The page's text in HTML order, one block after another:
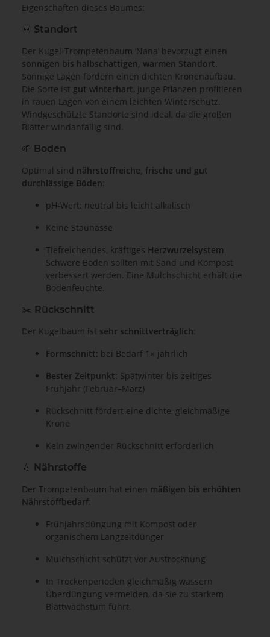
Eigenschaften dieses Baumes:
🌞 Standort
Der Kugel-Trompetenbaum ‘Nana’ bevorzugt einen
sonnigen bis halbschattigen, warmen Standort.
Sonnige Lagen fördern einen dichten Kronenaufbau.
Die Sorte ist gut winterhart, junge Pflanzen profitieren
in rauen Lagen von einem leichten Winterschutz.
Windgeschützte Standorte sind ideal, da die großen
Blätter windanfällig sind.
🌱 Boden
Optimal sind nährstoffreiche, frische und gut
durchlässige Böden:
pH-Wert: neutral bis leicht alkalisch
Keine Staunässe
Tiefreichendes, kräftiges Herzwurzelsystem
Schwere Böden sollten mit Sand und Kompost
verbessert werden. Eine Mulchschicht erhält die
Bodenfeuchte.
✂️ Rückschnitt
Der Kugelbaum ist sehr schnittverträglich:
Formschnitt: bei Bedarf 1× jährlich
Bester Zeitpunkt: Spätwinter bis zeitiges
Frühjahr (Februar–März)
Rückschnitt fördert eine dichte, gleichmäßige
Krone
Kein zwingender Rückschnitt erforderlich
💧 Nährstoffe
Der Trompetenbaum hat einen mäßigen bis erhöhten
Nährstoffbedarf:
Frühjahrsdüngung mit Kompost oder
organischem Langzeitdünger
Mulchschicht schützt vor Austrocknung
In Trockenperioden gleichmäßig wässern
Überdüngung vermeiden, da sie zu starkem
Blattwachstum führt.